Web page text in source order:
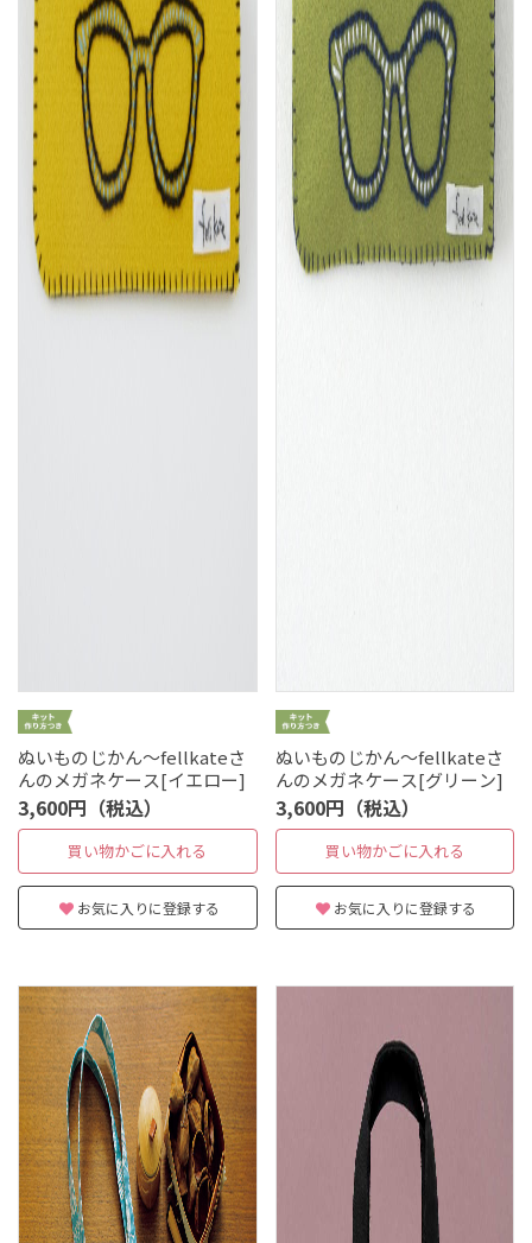
ぬいものじかん～fellkateさ
んのメガネケース[イエロー]
3,600円（税込）
買い物かごに入れる
お気に入りに登録する
ぬいものじかん～fellkateさ
んのメガネケース[グリーン]
3,600円（税込）
買い物かごに入れる
お気に入りに登録する